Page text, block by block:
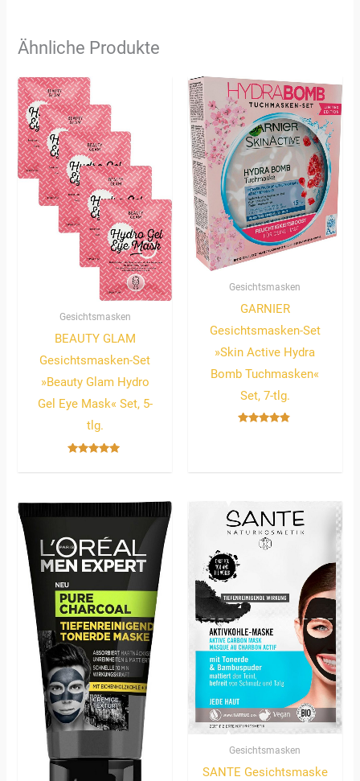
Ähnliche Produkte
Gesichtsmasken
BEAUTY GLAM
Gesichtsmasken-Set
»Beauty Glam Hydro
Gel Eye Mask« Set, 5-
tlg.
Gesichtsmasken
GARNIER
Gesichtsmasken-Set
»Skin Active Hydra
Bomb Tuchmasken«
Set, 7-tlg.
Gesichtsmasken
SANTE Gesichtsmaske